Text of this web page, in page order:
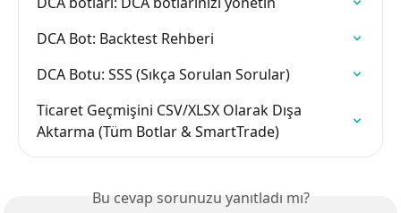
DCA Bot: Backtest Rehberi
DCA Botu: SSS (Sıkça Sorulan Sorular)
Ticaret Geçmişini CSV/XLSX Olarak Dışa
Aktarma (Tüm Botlar & SmartTrade)
Bu cevap sorunuzu yanıtladı mı?